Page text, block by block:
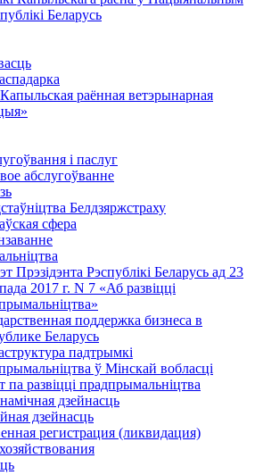
Беларусь
раённая ветэрынарная
і паслуг
абслугоўванне
Белдзяржстраху
сфера
Прэзідэнта Рэспублікі Беларусь ад 23
2017 г. N 7 «Аб развіцці
поддержка бизнеса в
Беларусь
падтрымкі
ў Мінскай вобласці
па развіцці прадпрымальніцтва
дзейнасць
дзейнасць
регистрация (ликвидация)